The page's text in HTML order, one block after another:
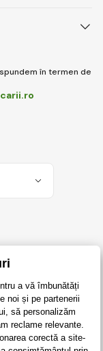
în termen de
se aplică
Google și ale lor